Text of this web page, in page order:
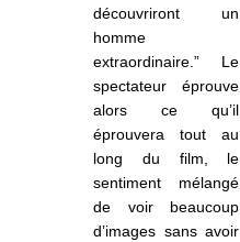
découvriront un
homme
extraordinaire.” Le
spectateur éprouve
alors ce qu’il
éprouvera tout au
long du film, le
sentiment mélangé
de voir beaucoup
d’images sans avoir